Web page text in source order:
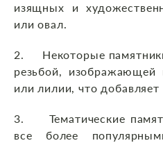
изящных и
или овал.
2. Некоторые
резьбой, изображающей
или лилии, что
3. Тематические
все более